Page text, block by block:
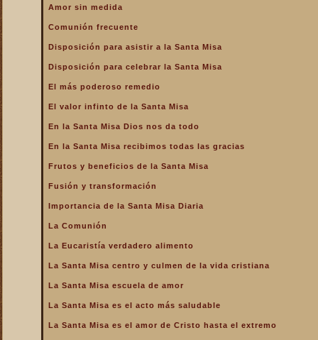
Amor sin medida
Comunión frecuente
Disposición para asistir a la Santa Misa
Disposición para celebrar la Santa Misa
El más poderoso remedio
El valor infinto de la Santa Misa
En la Santa Misa Dios nos da todo
En la Santa Misa recibimos todas las gracias
Frutos y beneficios de la Santa Misa
Fusión y transformación
Importancia de la Santa Misa Diaria
La Comunión
La Eucaristía verdadero alimento
La Santa Misa centro y culmen de la vida cristiana
La Santa Misa escuela de amor
La Santa Misa es el acto más saludable
La Santa Misa es el amor de Cristo hasta el extremo